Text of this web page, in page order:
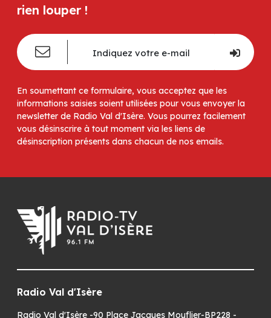
rien louper !
En soumettant ce formulaire, vous acceptez que les
informations saisies soient utilisées pour vous envoyer la
newsletter de Radio Val d'Isère. Vous pourrez facilement
vous désinscrire à tout moment via les liens de
désinscription présents dans chacun de nos emails.
Radio Val d'Isère
Radio Val d'Isère -90 Place Jacques Mouflier-BP228 -